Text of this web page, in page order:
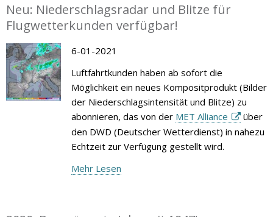
Neu: Niederschlagsradar und Blitze für
Flugwetterkunden verfügbar!
6-01-2021
Luftfahrtkunden haben ab sofort die
Möglichkeit ein neues Kompositprodukt (Bilder
der Niederschlagsintensität und Blitze) zu
abonnieren, das von der MET Alliance
über
den DWD (Deutscher Wetterdienst) in nahezu
Echtzeit zur Verfügung gestellt wird.
Mehr Lesen